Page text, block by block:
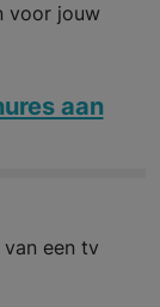
voor jouw
aan
een tv